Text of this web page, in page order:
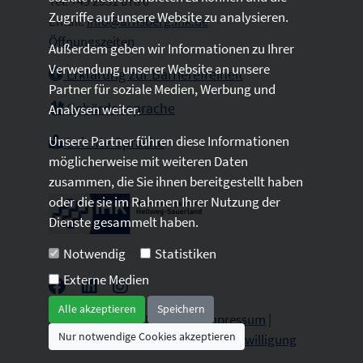
Email:info@arnsberg.ihk.de
Öffnungszeiten
Erklärung zur Barrierefreiheit
Gebärdensprache
Leichte Sprache
2026 © All Rights Reserved.Impressum
Datenschutz|Sitemap|Cookie-Einwilligung
Zugriffe auf unsere Website zu analysieren.
Außerdem geben wir Informationen zu Ihrer
Verwendung unserer Website an unsere
Partner für soziale Medien, Werbung und
Analysen weiter.
Unsere Partner führen diese Informationen
möglicherweise mit weiteren Daten
zusammen, die Sie ihnen bereitgestellt haben
oder die sie im Rahmen Ihrer Nutzung der
Dienste gesammelt haben.
Notwendig
Statistiken
Externe Medien
Alle akzeptieren
Speichern
Nur notwendige Cookies akzeptieren